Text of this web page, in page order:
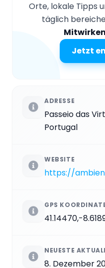
Orte, lokale Tipps
täglich
Jetzt
ADRESSE
Passeio das
Portugal
WEBSITE
GPS
41.14470,-
NEUESTE
8. Dezember